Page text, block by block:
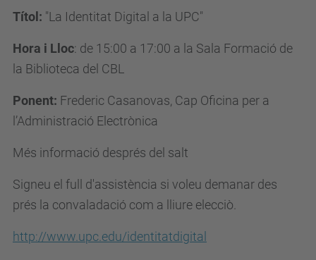
Títol: "La Identitat Digital a la UPC"
Hora i Lloc: de 15:00 a 17:00 a la Sala Formació de
la Biblioteca del CBL
Ponent: Frederic Casanovas, Cap Oficina per a
l’Administració Electrònica
Més informació després del salt
Signeu el full d'assistència si voleu demanar des
prés la convaladació com a lliure elecciò.
http://www.upc.edu/identitatdigital